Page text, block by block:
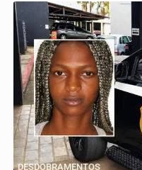
DESDOBRAMENTOS